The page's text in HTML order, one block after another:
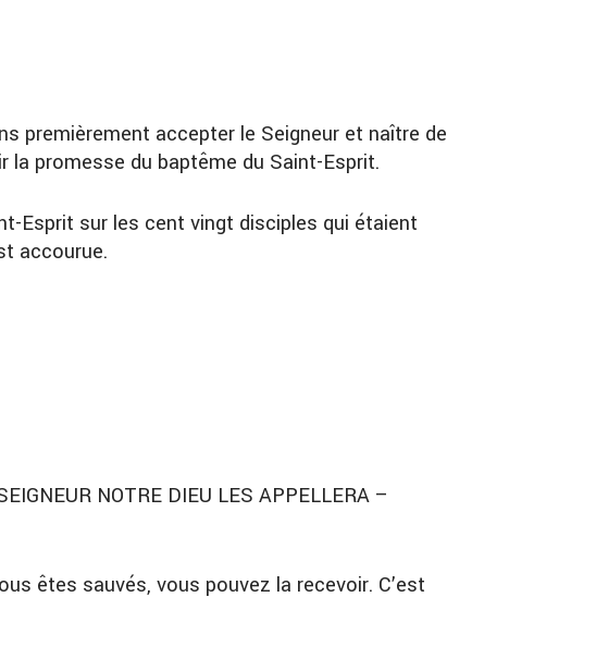
premièrement accepter le Seigneur et naître de
la promesse du baptême du Saint-Esprit.
Esprit sur les cent vingt disciples qui étaient
accourue.
NOTRE DIEU LES APPELLERA –
êtes sauvés, vous pouvez la recevoir. C’est